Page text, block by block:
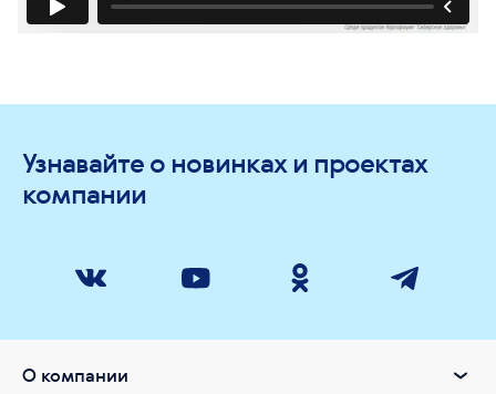
Узнавайте о новинках и проектах
компании
О компании